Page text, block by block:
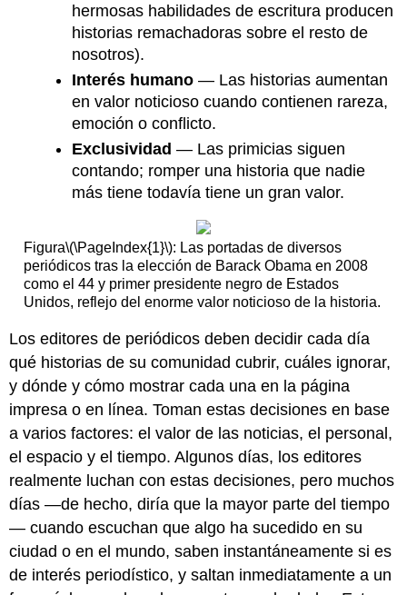
hermosas habilidades de escritura producen
historias remachadoras sobre el resto de
nosotros).
Interés humano — Las historias aumentan
en valor noticioso cuando contienen rareza,
emoción o conflicto.
Exclusividad — Las primicias siguen
contando; romper una historia que nadie
más tiene todavía tiene un gran valor.
Figura\(\PageIndex{1}\): Las portadas de diversos
periódicos tras la elección de Barack Obama en 2008
como el 44 y primer presidente negro de Estados
Unidos, reflejo del enorme valor noticioso de la historia.
Los editores de periódicos deben decidir cada día
qué historias de su comunidad cubrir, cuáles ignorar,
y dónde y cómo mostrar cada una en la página
impresa o en línea. Toman estas decisiones en base
a varios factores: el valor de las noticias, el personal,
el espacio y el tiempo. Algunos días, los editores
realmente luchan con estas decisiones, pero muchos
días —de hecho, diría que la mayor parte del tiempo
— cuando escuchan que algo ha sucedido en su
ciudad o en el mundo, saben instantáneamente si es
de interés periodístico, y saltan inmediatamente a un